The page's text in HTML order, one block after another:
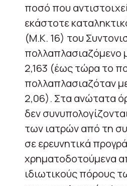
ποσό που
εκάστοτε
(Μ.Κ. 16) του
πολλαπλασιαζόμενο
2,163 (έως τώρα το
πολλαπλασιαζόταν
2,06). Στα ανώτατα
δεν
των ιατρών από τη
σε ερευνητικά
χρηματοδοτούμενα
ιδιωτικούς πόρους